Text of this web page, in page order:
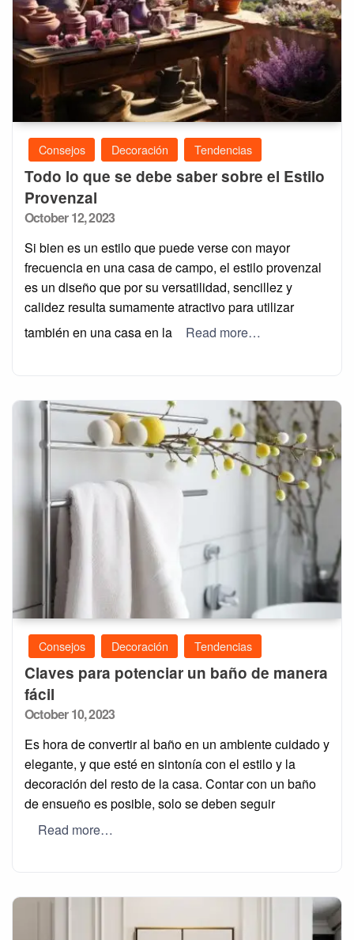
Consejos Decoración Tendencias
Todo lo que se debe saber sobre el Estilo
Provenzal
Posted
October 12, 2023
Si bien es un estilo que puede verse con mayor
frecuencia en una casa de campo, el estilo provenzal
es un diseño que por su versatilidad, sencillez y
calidez resulta sumamente atractivo para utilizar
también en una casa en la
Read more…
Consejos Decoración Tendencias
Claves para potenciar un baño de manera
fácil
Posted
October 10, 2023
Es hora de convertir al baño en un ambiente cuidado y
elegante, y que esté en sintonía con el estilo y la
decoración del resto de la casa. Contar con un baño
de ensueño es posible, solo se deben seguir
Read more…